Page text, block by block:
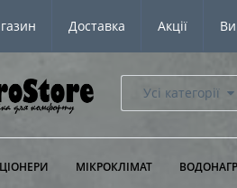
Доставка Акції
Усі категорії
МІКРОКЛІМАТ